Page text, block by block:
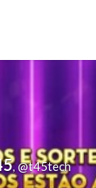
,@t45tech